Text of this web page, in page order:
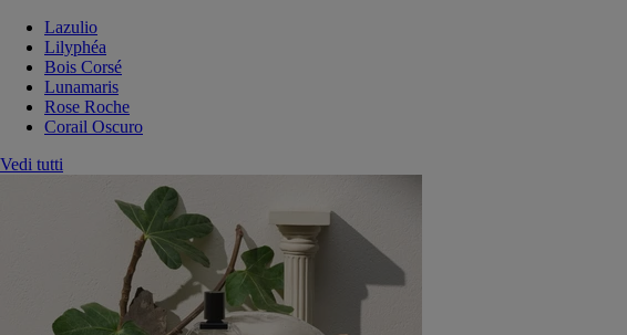
Lazulio
Lilyphéa
Bois Corsé
Lunamaris
Rose Roche
Corail Oscuro
Vedi tutti